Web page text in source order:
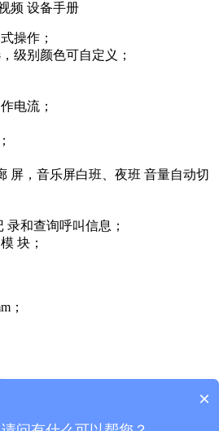
频 设备手册
操作；
级别颜色可自定义；
电流；
屏，音乐屏白班、夜班 音量自动切
录和查询呼叫信息；
块；
；
×